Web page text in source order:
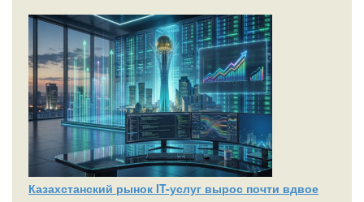
Казахстанский рынок IT-услуг вырос почти вдвое